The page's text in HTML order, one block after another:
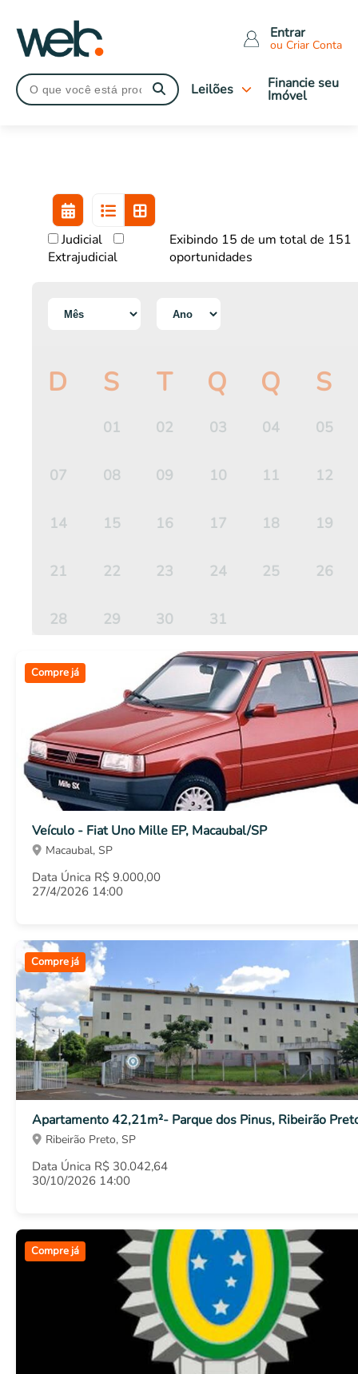
Imóveis Caixa
Leilões Encerrados
Tipo de imóveis
Comerciais
Eletrônicos
Leilões Financie seu
Imóvel
Entrar
ou Criar Conta
Judicial
Extrajudicial
Exibindo 15 de um total de 151
oportunidades
D S T Q Q S
01 02 03 04 05
07 08 09 10 11 12
14 15 16 17 18 19
21 22 23 24 25 26
28 29 30 31
Compre já
Veículo - Fiat Uno Mille EP, Macaubal/SP
Macaubal, SP
Data Única R$ 9.000,00
27/4/2026 14:00
Compre já
Apartamento 42,21m²- Parque dos Pinus, Ribeirão
Ribeirão Preto, SP
Data Única R$ 30.042,64
30/10/2026 14:00
Compre já